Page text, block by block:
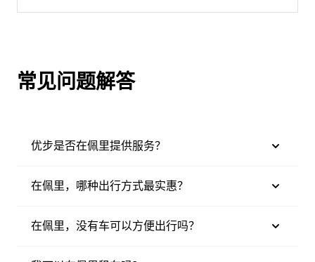
常见问题解答
优步是否在佩里提供服务？
在佩里，哪种出行方式最实惠？
在佩里，没有车可以方便出行吗？